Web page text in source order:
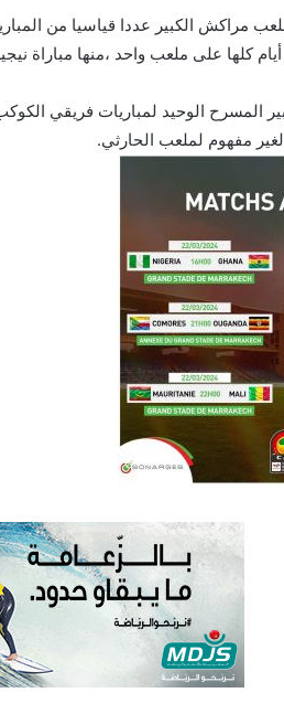
مراكش الكبير عددا قياسيا من
على ملعب واحد ،منها مباراة
المسرح الوحيد لمباريات فريقي
مفهوم لملعب الحارثي.